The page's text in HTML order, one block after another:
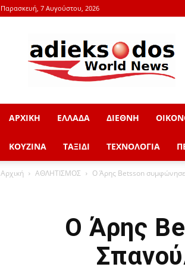
Παρασκευή, 7 Αυγούστου, 2026
adieksodos.gr
ΑΡΧΙΚΗ ΕΛΛΑΔΑ ΔΙΕΘΝΗ
ΚΟΥΖΙΝΑ ΤΑΞΙΔΙ ΤΕΧΝΟΛΟΓΙΑ
Αρχική ΑΘΛΗΤΙΣΜΟΣ Ο Άρης Betsson συμφώνησε
Ο Άρης